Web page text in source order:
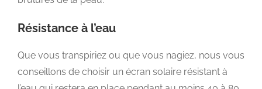
Résistance à l’eau
Que vous transpiriez ou que vous nagiez, nous vous
conseillons de choisir un écran solaire résistant à